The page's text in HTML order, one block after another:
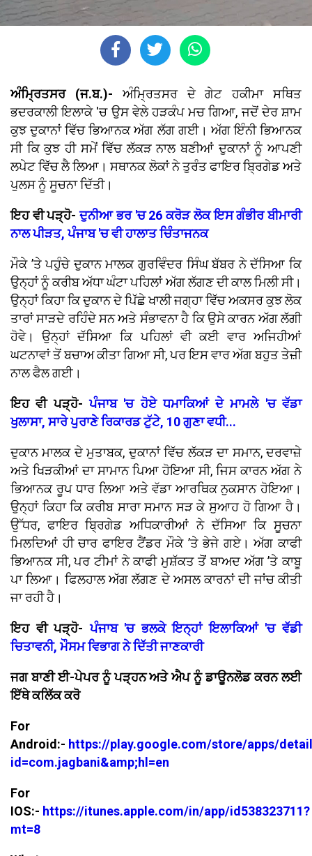
ਅੰਮ੍ਰਿਤਸਰ (ਜ.ਬ.)- ਅੰਮ੍ਰਿਤਸਰ ਦੇ ਗੇਟ ਹਕੀਮਾ ਸਥਿਤ
ਭਦਰਕਾਲੀ ਇਲਾਕੇ 'ਚ ਉਸ ਵੇਲੇ ਹੜਕੰਪ ਮਚ ਗਿਆ, ਜਦੋਂ ਦੇਰ ਸ਼ਾਮ
ਕੁਝ ਦੁਕਾਨਾਂ ਵਿੱਚ ਭਿਆਨਕ ਅੱਗ ਲੱਗ ਗਈ। ਅੱਗ ਇੰਨੀ ਭਿਆਨਕ
ਸੀ ਕਿ ਕੁਝ ਹੀ ਸਮੇਂ ਵਿੱਚ ਲੱਕੜ ਨਾਲ ਬਣੀਆਂ ਦੁਕਾਨਾਂ ਨੂੰ ਆਪਣੀ
ਲਪੇਟ ਵਿੱਚ ਲੈ ਲਿਆ। ਸਥਾਨਕ ਲੋਕਾਂ ਨੇ ਤੁਰੰਤ ਫਾਇਰ ਬ੍ਰਿਗੇਡ ਅਤੇ
ਪੁਲਸ ਨੂੰ ਸੂਚਨਾ ਦਿੱਤੀ।
ਇਹ ਵੀ ਪੜ੍ਹੋ-ਦੁਨੀਆ ਭਰ 'ਚ 26 ਕਰੋੜ ਲੋਕ ਇਸ ਗੰਭੀਰ ਬੀਮਾਰੀ
ਨਾਲ ਪੀੜਤ, ਪੰਜਾਬ 'ਚ ਵੀ ਹਾਲਾਤ ਚਿੰਤਾਜਨਕ
ਮੌਕੇ ’ਤੇ ਪਹੁੰਚੇ ਦੁਕਾਨ ਮਾਲਕ ਗੁਰਵਿੰਦਰ ਸਿੰਘ ਬੱਬਰ ਨੇ ਦੱਸਿਆ ਕਿ
ਉਨ੍ਹਾਂ ਨੂੰ ਕਰੀਬ ਅੱਧਾ ਘੰਟਾ ਪਹਿਲਾਂ ਅੱਗ ਲੱਗਣ ਦੀ ਕਾਲ ਮਿਲੀ ਸੀ।
ਉਨ੍ਹਾਂ ਕਿਹਾ ਕਿ ਦੁਕਾਨ ਦੇ ਪਿੱਛੇ ਖਾਲੀ ਜਗ੍ਹਾ ਵਿੱਚ ਅਕਸਰ ਕੁਝ ਲੋਕ
ਤਾਰਾਂ ਸਾੜਦੇ ਰਹਿੰਦੇ ਸਨ ਅਤੇ ਸੰਭਾਵਨਾ ਹੈ ਕਿ ਉਸੇ ਕਾਰਨ ਅੱਗ ਲੱਗੀ
ਹੋਵੇ। ਉਨ੍ਹਾਂ ਦੱਸਿਆ ਕਿ ਪਹਿਲਾਂ ਵੀ ਕਈ ਵਾਰ ਅਜਿਹੀਆਂ
ਘਟਨਾਵਾਂ ਤੋਂ ਬਚਾਅ ਕੀਤਾ ਗਿਆ ਸੀ, ਪਰ ਇਸ ਵਾਰ ਅੱਗ ਬਹੁਤ ਤੇਜ਼ੀ
ਨਾਲ ਫੈਲ ਗਈ।
ਇਹ ਵੀ ਪੜ੍ਹੋ-ਪੰਜਾਬ 'ਚ ਹੋਏ ਧਮਾਕਿਆਂ ਦੇ ਮਾਮਲੇ 'ਚ ਵੱਡਾ
ਖੁਲਾਸਾ, ਸਾਰੇ ਪੁਰਾਣੇ ਰਿਕਾਰਡ ਟੁੱਟੇ, 10 ਗੁਣਾ ਵਧੀ...
ਦੁਕਾਨ ਮਾਲਕ ਦੇ ਮੁਤਾਬਕ, ਦੁਕਾਨਾਂ ਵਿੱਚ ਲੱਕੜ ਦਾ ਸਮਾਨ, ਦਰਵਾਜ਼ੇ
ਅਤੇ ਖਿੜਕੀਆਂ ਦਾ ਸਾਮਾਨ ਪਿਆ ਹੋਇਆ ਸੀ, ਜਿਸ ਕਾਰਨ ਅੱਗ ਨੇ
ਭਿਆਨਕ ਰੂਪ ਧਾਰ ਲਿਆ ਅਤੇ ਵੱਡਾ ਆਰਥਿਕ ਨੁਕਸਾਨ ਹੋਇਆ।
ਉਨ੍ਹਾਂ ਕਿਹਾ ਕਿ ਕਰੀਬ ਸਾਰਾ ਸਮਾਨ ਸੜ ਕੇ ਸੁਆਹ ਹੋ ਗਿਆ ਹੈ।
ਉੱਧਰ, ਫਾਇਰ ਬ੍ਰਿਗੇਡ ਅਧਿਕਾਰੀਆਂ ਨੇ ਦੱਸਿਆ ਕਿ ਸੂਚਨਾ
ਮਿਲਦਿਆਂ ਹੀ ਚਾਰ ਫਾਇਰ ਟੈਂਡਰ ਮੌਕੇ ’ਤੇ ਭੇਜੇ ਗਏ। ਅੱਗ ਕਾਫੀ
ਭਿਆਨਕ ਸੀ, ਪਰ ਟੀਮਾਂ ਨੇ ਕਾਫੀ ਮੁਸ਼ੱਕਤ ਤੋਂ ਬਾਅਦ ਅੱਗ ’ਤੇ ਕਾਬੂ
ਪਾ ਲਿਆ। ਫਿਲਹਾਲ ਅੱਗ ਲੱਗਣ ਦੇ ਅਸਲ ਕਾਰਨਾਂ ਦੀ ਜਾਂਚ ਕੀਤੀ
ਜਾ ਰਹੀ ਹੈ।
ਇਹ ਵੀ ਪੜ੍ਹੋ-ਪੰਜਾਬ 'ਚ ਭਲਕੇ ਇਨ੍ਹਾਂ ਇਲਾਕਿਆਂ 'ਚ ਵੱਡੀ
ਚਿਤਾਵਨੀ, ਮੌਸਮ ਵਿਭਾਗ ਨੇ ਦਿੱਤੀ ਜਾਣਕਾਰੀ
ਜਗ ਬਾਣੀ ਈ-ਪੇਪਰ ਨੂੰ ਪੜ੍ਹਨ ਅਤੇ ਐਪ ਨੂੰ ਡਾਊਨਲੋਡ ਕਰਨ ਲਈ
ਇੱਥੇ ਕਲਿੱਕ ਕਰੋ
For
Android:- https://play.google.com/store/apps/
id=com.jagbani&amp;hl=en
For
IOS:- https://itunes.apple.com/in/app/id538323711?
mt=8